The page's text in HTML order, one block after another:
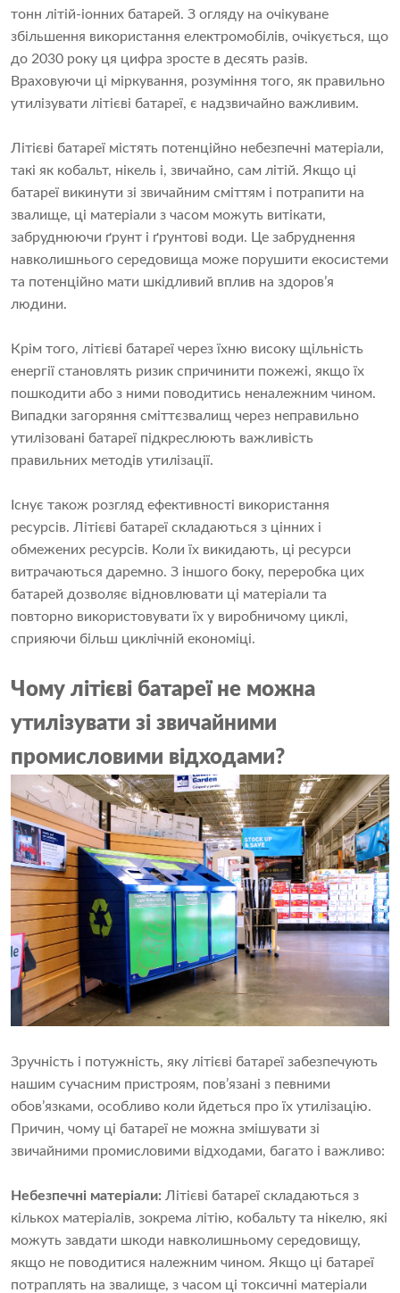
тонн літій-іонних батарей. З огляду на очікуване
збільшення використання електромобілів, очікується, що
до 2030 року ця цифра зросте в десять разів.
Враховуючи ці міркування, розуміння того, як правильно
утилізувати літієві батареї, є надзвичайно важливим.
Літієві батареї містять потенційно небезпечні матеріали,
такі як кобальт, нікель і, звичайно, сам літій. Якщо ці
батареї викинути зі звичайним сміттям і потрапити на
звалище, ці матеріали з часом можуть витікати,
забруднюючи ґрунт і ґрунтові води. Це забруднення
навколишнього середовища може порушити екосистеми
та потенційно мати шкідливий вплив на здоров’я
людини.
Крім того, літієві батареї через їхню високу щільність
енергії становлять ризик спричинити пожежі, якщо їх
пошкодити або з ними поводитись неналежним чином.
Випадки загоряння сміттєзвалищ через неправильно
утилізовані батареї підкреслюють важливість
правильних методів утилізації.
Існує також розгляд ефективності використання
ресурсів. Літієві батареї складаються з цінних і
обмежених ресурсів. Коли їх викидають, ці ресурси
витрачаються даремно. З іншого боку, переробка цих
батарей дозволяє відновлювати ці матеріали та
повторно використовувати їх у виробничому циклі,
сприяючи більш циклічній економіці.
Чому літієві батареї не можна
утилізувати зі звичайними
промисловими відходами?
Зручність і потужність, яку літієві батареї забезпечують
нашим сучасним пристроям, пов’язані з певними
обов’язками, особливо коли йдеться про їх утилізацію.
Причин, чому ці батареї не можна змішувати зі
звичайними промисловими відходами, багато і важливо:
Небезпечні матеріали: Літієві батареї складаються з
кількох матеріалів, зокрема літію, кобальту та нікелю, які
можуть завдати шкоди навколишньому середовищу,
якщо не поводитися належним чином. Якщо ці батареї
потраплять на звалище, з часом ці токсичні матеріали